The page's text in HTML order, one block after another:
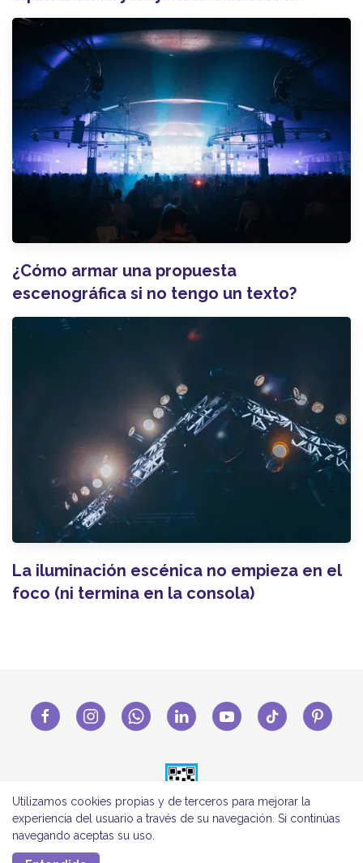
¿Cómo armar una propuesta
escenográfica si no tengo un texto?
La iluminación escénica no empieza en el
foco (ni termina en la consola)
Utilizamos cookies propias y de terceros para mejorar la
experiencia del usuario a través de su navegación. Si continúas
navegando aceptas su uso.